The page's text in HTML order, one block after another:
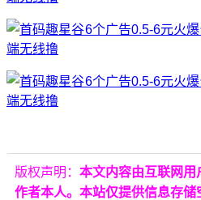
版权声明： 本文内容由互联网用
作者本人。本站仅提供信息存